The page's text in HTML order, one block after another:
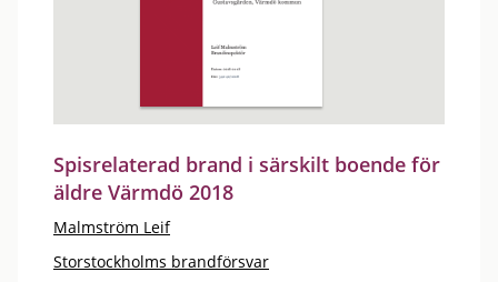
Spisrelaterad brand i särskilt boende för
äldre Värmdö 2018
Malmström Leif
Storstockholms brandförsvar